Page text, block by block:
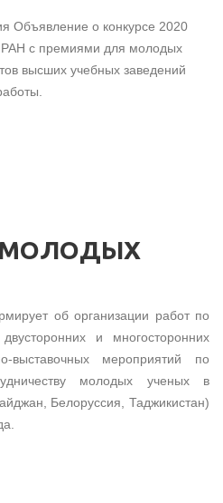
Объявление о конкурсе 2020
РАН с премиями для молодых
высших учебных заведений
об организации работ по
и многосторонних
выставочных мероприятий по
молодых ученых в
Белоруссия, Таджикистан)